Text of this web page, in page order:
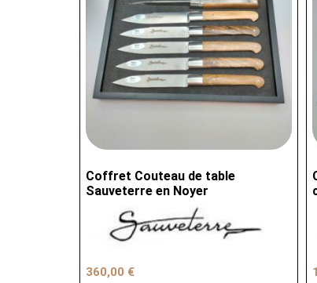
Coffret Couteau de table
Sauveterre en Noyer
360,00 €